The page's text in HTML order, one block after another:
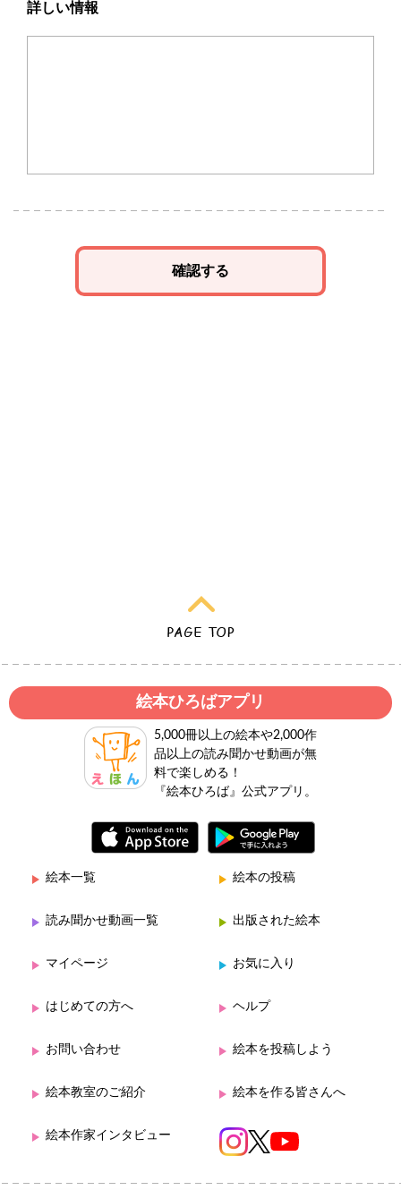
詳しい情報
確認する
絵本ひろばアプリ
5,000冊以上の絵本や2,000作
品以上の読み聞かせ動画が無
料で楽しめる！
『絵本ひろば』公式アプリ。
絵本一覧 絵本の投稿
読み聞かせ動画一覧 出版された絵本
マイページ お気に入り
はじめての方へ ヘルプ
お問い合わせ 絵本を投稿しよう
絵本教室のご紹介 絵本を作る皆さんへ
絵本作家インタビュー